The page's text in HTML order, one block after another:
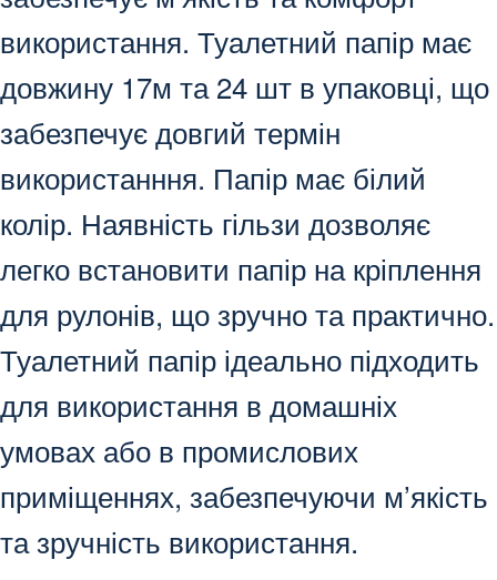
використання. Туалетний папір має
довжину 17м та 24 шт в упаковці, що
забезпечує довгий термін
використанння. Папір має білий
колір. Наявність гільзи дозволяє
легко встановити папір на кріплення
для рулонів, що зручно та практично.
Туалетний папір ідеально підходить
для використання в домашніх
умовах або в промислових
приміщеннях, забезпечуючи м’якість
та зручність використання.